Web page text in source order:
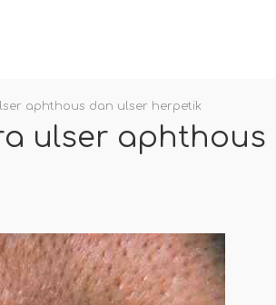
aphthous dan ulser herpetik
ulser aphthous